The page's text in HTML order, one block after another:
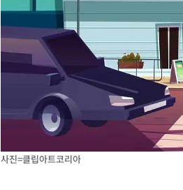
사진=클립아트코리아